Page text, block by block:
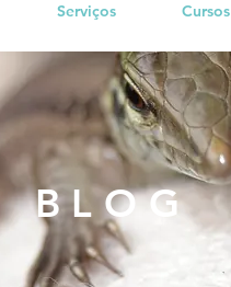
Serviços Cursos
BLOG